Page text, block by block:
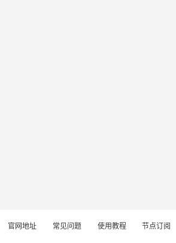
官网地址 常见问题 使用教程 节点订阅